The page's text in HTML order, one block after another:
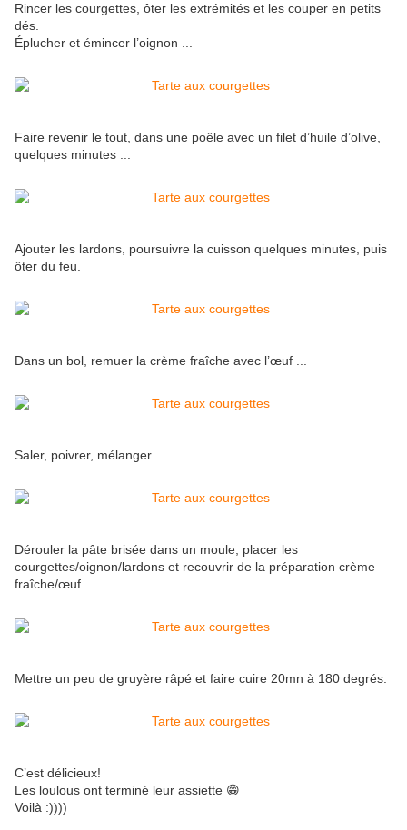
Rincer les courgettes, ôter les extrémités et les couper en petits
dés.
Éplucher et émincer l’oignon ...
Faire revenir le tout, dans une poêle avec un filet d’huile d’olive,
quelques minutes ...
Ajouter les lardons, poursuivre la cuisson quelques minutes, puis
ôter du feu.
Dans un bol, remuer la crème fraîche avec l’œuf ...
Saler, poivrer, mélanger ...
Dérouler la pâte brisée dans un moule, placer les
courgettes/oignon/lardons et recouvrir de la préparation crème
fraîche/œuf ...
Mettre un peu de gruyère râpé et faire cuire 20mn à 180 degrés.
C’est délicieux!
Les loulous ont terminé leur assiette 😁
Voilà :))))